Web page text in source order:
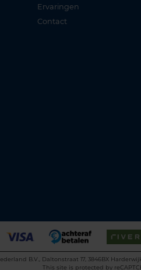
Ervaringen
Contact
B.V., Daltonstraat 17, 3846BX
This site is protected by